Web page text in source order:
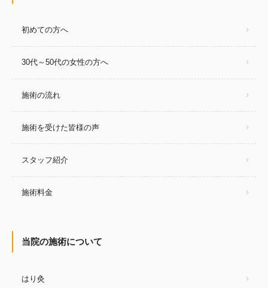
初めての方へ
30代～50代の女性の方へ
施術の流れ
施術を受けた皆様の声
スタッフ紹介
施術料金
当院の施術について
はり灸